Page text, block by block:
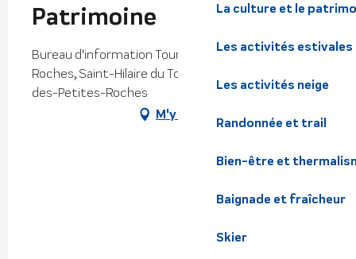
La culture et le
Les activités estivales
Les activités neige
Randonnée et trail
Bien-être et
Baignade et fraîcheur
Skier
Patrimoine
Bureau d'information Touristique des Petites
Roches, Saint-Hilaire du Touvet, 38660 Plateau-
des-Petites-Roches
M'y rendre